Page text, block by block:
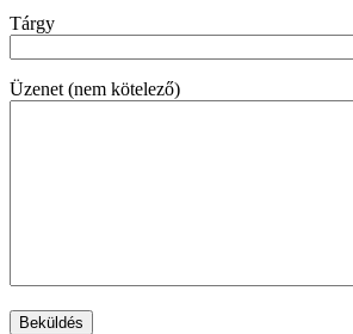
Tárgy
Üzenet (nem kötelező)